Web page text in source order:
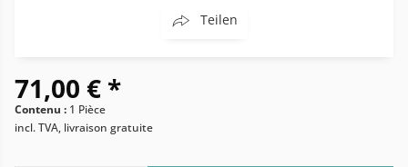
Teilen
71,00 € *
Contenu : 1 Pièce
incl. TVA, livraison gratuite